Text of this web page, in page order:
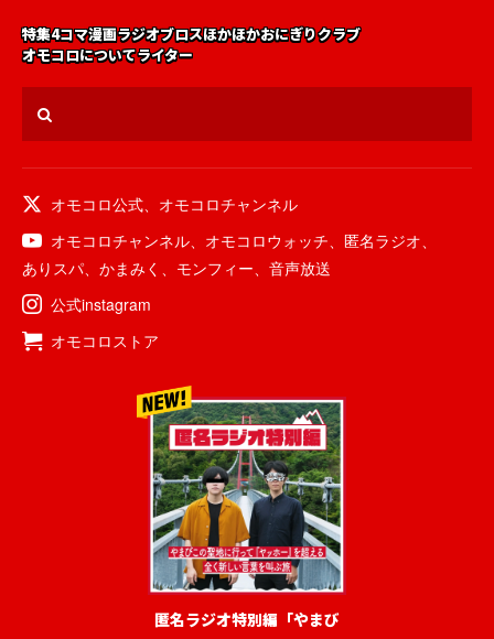
特集4コマ漫画ラジオブロスほかほかおにぎりクラブ
オモコロについてライター
オモコロ公式
オモコロチャンネル
オモコロチャンネル
オモコロウォッチ 匿名ラジオ
ありスパ
かまみく モンフィー
音声放送
公式instagram
オモコロストア
匿名ラジオ特別編「やまび